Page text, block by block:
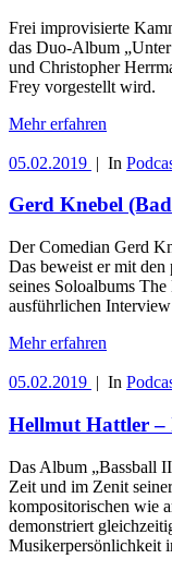
Frei improvisierte
das Duo-Album
und Christopher
Frey vorgestellt wird.
Mehr erfahren
05.02.2019 | In
Gerd Knebel
Der Comedian Gerd
Das beweist er mit
seines Soloalbums
ausführlichen Interview
Mehr erfahren
05.02.2019 | In
Hellmut Hattler –
Das Album „Bassball
Zeit und im Zenit
kompositorischen wie
demonstriert
Musikerpersönlichkeit